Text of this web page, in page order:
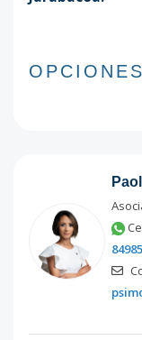
OPCIONES